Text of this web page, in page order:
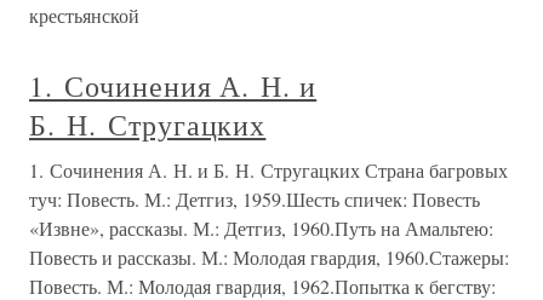
крестьянской
1. Сочинения А. Н. и
Б. Н. Стругацких
1. Сочинения А. Н. и Б. Н. Стругацких Страна багровых
туч: Повесть. М.: Детгиз, 1959.Шесть спичек: Повесть
«Извне», рассказы. М.: Детгиз, 1960.Путь на Амальтею:
Повесть и рассказы. М.: Молодая гвардия, 1960.Стажеры:
Повесть. М.: Молодая гвардия, 1962.Попытка к бегству: